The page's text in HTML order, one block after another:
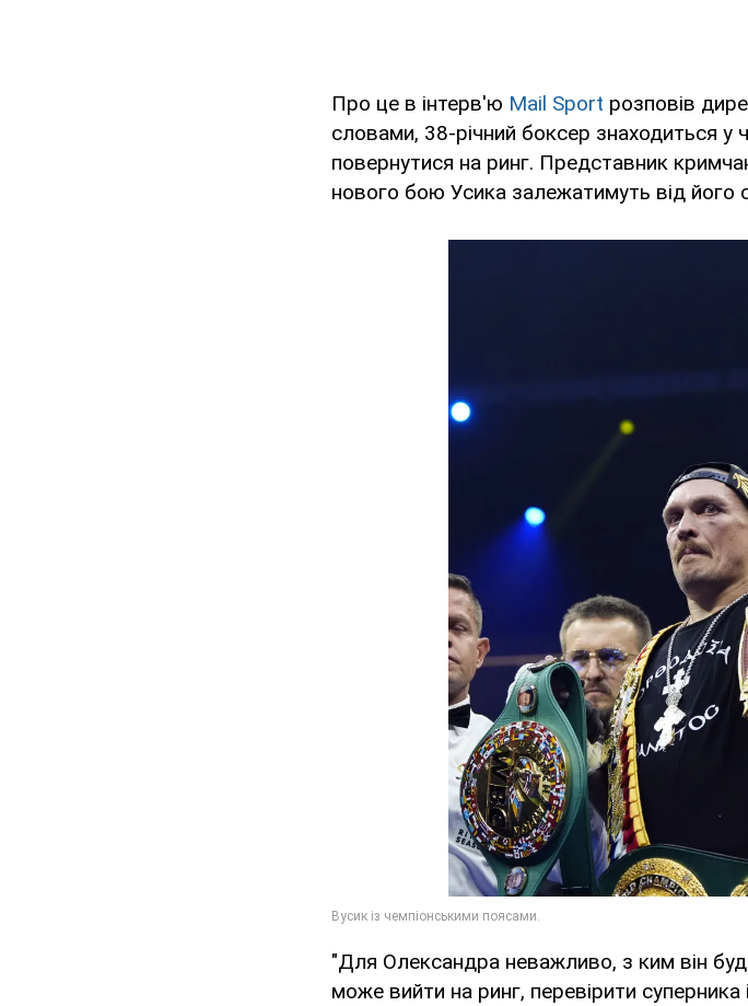
Про це в інтерв'ю Mail Sport розповів
словами, 38-річний боксер знаходиться у
повернутися на ринг. Представник
нового бою Усика залежатимуть від його
"Для Олександра неважливо, з ким він
може вийти на ринг, перевірити